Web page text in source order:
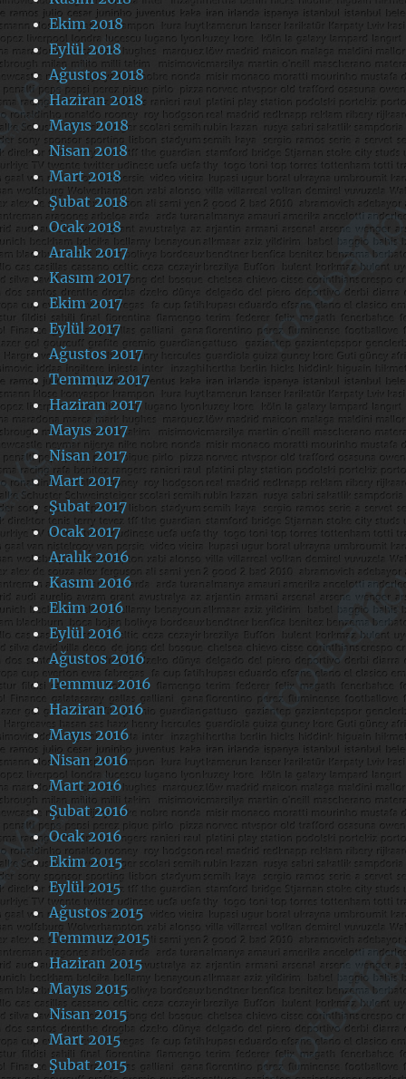
Ekim 2018
Eylül 2018
Ağustos 2018
Haziran 2018
Mayıs 2018
Nisan 2018
Mart 2018
Şubat 2018
Ocak 2018
Aralık 2017
Kasım 2017
Ekim 2017
Eylül 2017
Ağustos 2017
Temmuz 2017
Haziran 2017
Mayıs 2017
Nisan 2017
Mart 2017
Şubat 2017
Ocak 2017
Aralık 2016
Kasım 2016
Ekim 2016
Eylül 2016
Ağustos 2016
Temmuz 2016
Haziran 2016
Mayıs 2016
Nisan 2016
Mart 2016
Şubat 2016
Ocak 2016
Ekim 2015
Eylül 2015
Ağustos 2015
Temmuz 2015
Haziran 2015
Mayıs 2015
Nisan 2015
Mart 2015
Şubat 2015